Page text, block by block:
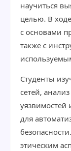
научиться
целью. В
с основами
также с
Студенты
сетей,
уязвимостей
для
этическим